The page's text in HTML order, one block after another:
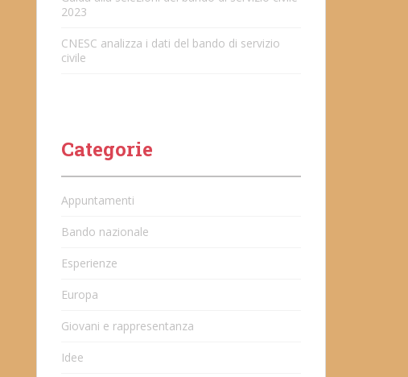
2023
CNESC analizza i dati del bando di servizio
civile
Categorie
Appuntamenti
Bando nazionale
Esperienze
Europa
Giovani e rappresentanza
Idee